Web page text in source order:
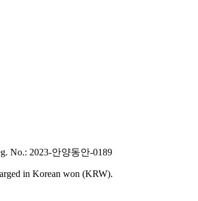
No.: 2023-안양동안-0189
in Korean won (KRW).